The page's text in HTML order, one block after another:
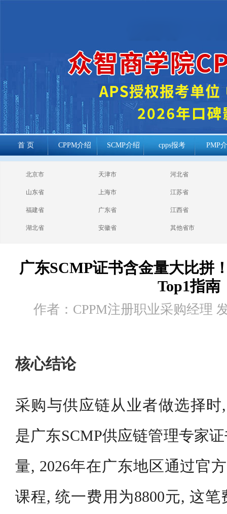
首 页 CPPM介绍 SCMP介绍 cpps报考 PMP
cppm报考常见
问题
北京市 天津市 河北省
山东省 上海市 江苏省
福建省 广东省 江西省
湖北省 安徽省 其他省市
广东SCMP证书含金量大比拼
Top1指南
作者：CPPM注册职业采购经理
核心结论
采购与供应链从业者做选择
是广东SCMP供应链管理专家
量, 2026年在广东地区通过官
课程, 统一费用为8800元, 这